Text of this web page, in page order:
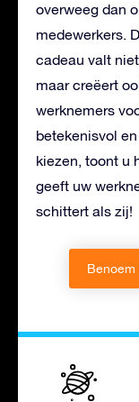
overweeg dan
medewerkers.
cadeau valt
maar creëert
werknemers
betekenisvol
kiezen, toont u
geeft uw
schittert als zij!
Benoem